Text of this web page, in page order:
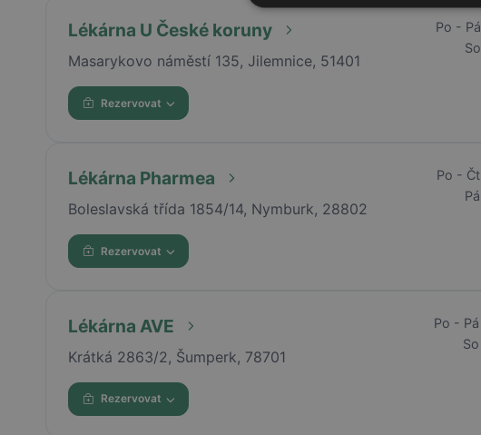
Lékárna U České koruny
Masarykovo náměstí 135, Jilemnice, 51401
Po - Pá
So
Rezervovat
Lékárna Pharmea
Boleslavská třída 1854/14, Nymburk, 28802
Po - Čt
Pá
Rezervovat
Lékárna AVE
Krátká 2863/2, Šumperk, 78701
Po - Pá
So
Rezervovat